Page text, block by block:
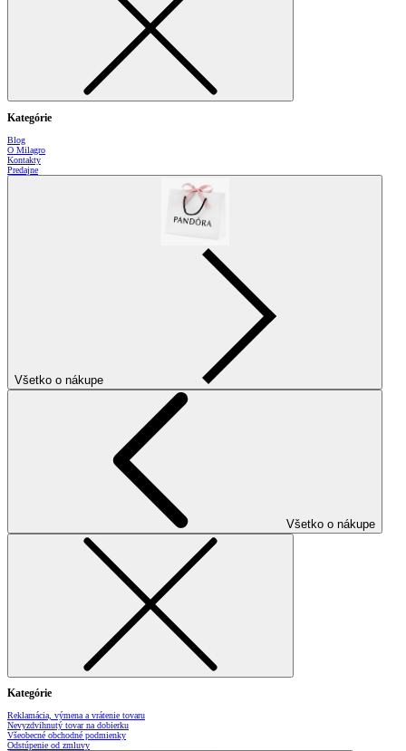
Kategórie
Blog
O Milagro
Kontakty
Predajne
Všetko o nákupe
Všetko o nákupe
Kategórie
Reklamácia, výmena a vrátenie tovaru
Nevyzdvihnutý tovar na dobierku
Všeobecné obchodné podmienky
Odstúpenie od zmluvy